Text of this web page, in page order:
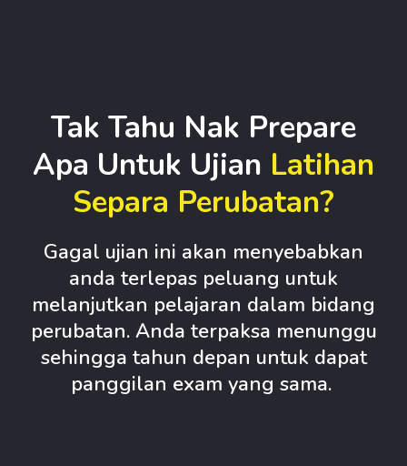
Tak Tahu Nak Prepare
Apa Untuk Ujian Latihan
Separa Perubatan?
Gagal ujian ini akan menyebabkan
anda terlepas peluang untuk
melanjutkan pelajaran dalam bidang
perubatan. Anda terpaksa menunggu
sehingga tahun depan untuk dapat
panggilan exam yang sama.